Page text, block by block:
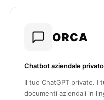
ORCA
Chatbot aziendale
Il tuo ChatGPT privato. I
documenti aziendali in